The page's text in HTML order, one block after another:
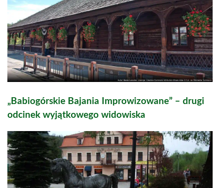
„Babiogórskie Bajania Improwizowane” – drugi
odcinek wyjątkowego widowiska